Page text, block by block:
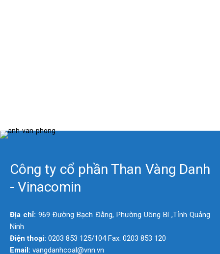
Công ty cổ phần Than Vàng Danh
- Vinacomin
Địa chỉ: 969 Đường Bạch Đằng, Phường Uông Bí ,Tỉnh Quảng
Ninh
Điện thoại: 0203 853 125/104 Fax: 0203 853 120
Email: vangdanhcoal@vnn.vn